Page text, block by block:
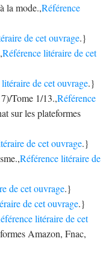
la mode.,Référence
de cet ouvrage.}
Référence litéraire de cet
de cet ouvrage.}
Tome 1/13.,Référence
sur les plateformes
de cet ouvrage.}
Référence litéraire de
de cet ouvrage.}
de cet ouvrage.}
litéraire de cet
Amazon, Fnac,